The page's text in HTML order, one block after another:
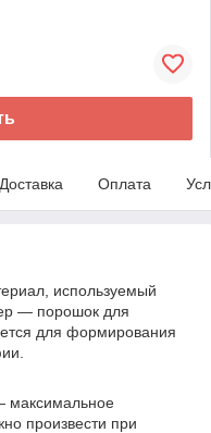
Доставка Оплата
используемый
— порошок для
для формирования
максимальное
произвести при